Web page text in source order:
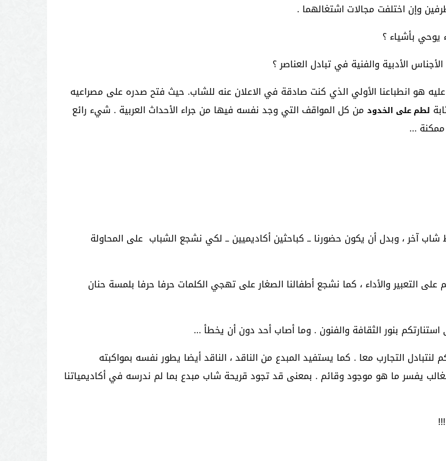
وإن اختلفت مجالات اشتغالهما .
بأشياء ؟
الأدبية والفنية في تبادل العناصر ؟
هو انطباعنا الأولي الذي كنت صادقة في الاعلان عنه للشاب. حيث فتح صدره على مصراعيه
لطم على الخدودمن كل المواقف التي وجد نفسه فيها من جراء الأحداث العربية . شيء رائع
ممكنة …
آخر ، وبدل أن يكون حضورنا ــ كباحثين أكاديميين ــ لكي نشجع الشباب على المحاولة
التعبير والأداء ، كما نشجع أطفالنا الصغار على تهجي الكلمات حرفا حرفا بلمسة حنان
استنارتكم بنور الثقافة والفنون . وما أصاب أحد دون أن يخطأ …
التجارب معا . كما يستفيد المبدع من الناقد ، الناقد أيضا يطور نفسه بمواكبته
يفسر ما هو موجود وقائم . بمعنى قد تجود قريحة شاب مبدع بما لم ندرسه في أكاديمياتنا
!!!